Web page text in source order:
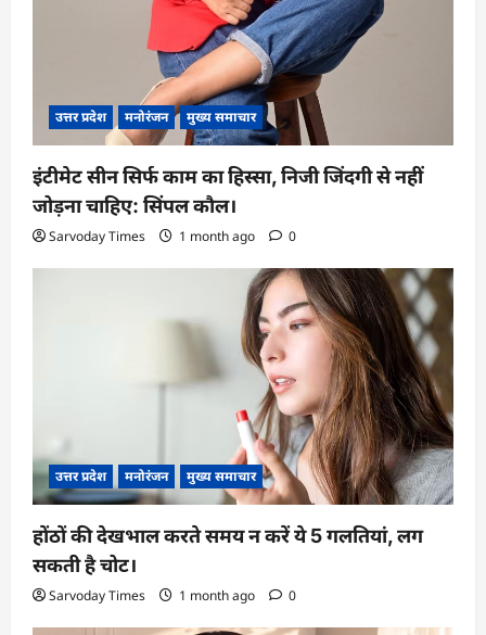
उत्तर प्रदेश मनोरंजन मुख्य समाचार
इंटीमेट सीन सिर्फ काम का हिस्सा, निजी जिंदगी से नहीं
जोड़ना चाहिए: सिंपल कौल।
Sarvoday Times 1 month ago 0
उत्तर प्रदेश मनोरंजन मुख्य समाचार
होंठों की देखभाल करते समय न करें ये 5 गलतियां, लग
सकती है चोट।
Sarvoday Times 1 month ago 0